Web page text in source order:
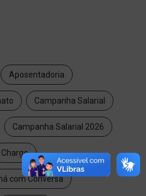
Aposentadoria
Campanha Salarial
Campanha Salarial 2026
Charge
com Conversa